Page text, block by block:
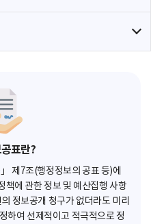
표란?
제7조(행정정보의 공표 등)에
책에 관한 정보 및 예산집행 사항
정보공개 청구가 없더라도 미리
하여 선제적이고 적극적으로 정